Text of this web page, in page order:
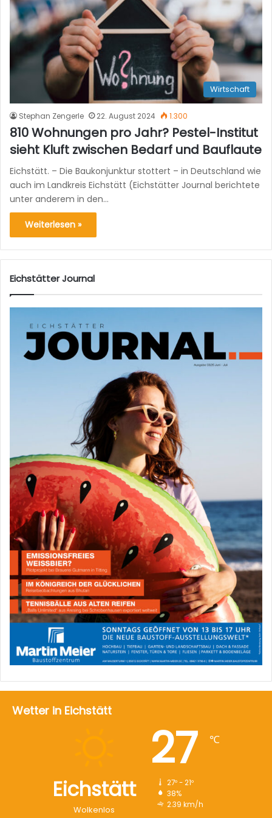
Wirtschaft
Stephan Zengerle 22. August 2024 1.300
810 Wohnungen pro Jahr? Pestel-Institut
sieht Kluft zwischen Bedarf und Bauflaute
Eichstätt. – Die Baukonjunktur stottert – in Deutschland wie
auch im Landkreis Eichstätt (Eichstätter Journal berichtete
unter anderem in den…
Weiterlesen »
Eichstätter Journal
Wetter in Eichstätt
Eichstätt
Wolkenlos
27 ℃
27º - 21º
38%
2.39 km/h